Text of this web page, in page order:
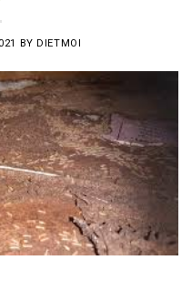
BYDIETMOI